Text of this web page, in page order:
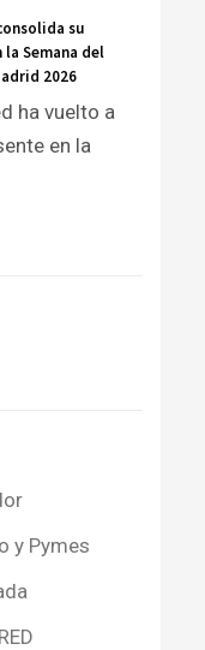
su
la Semana del
2026
ha vuelto a
en la
y Pymes